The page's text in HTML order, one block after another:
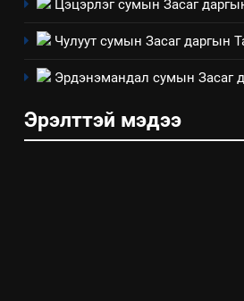
7
Үйл
ИЛ ТОД БАЙДАЛ
8
Цэцэрлэг сумын Засаг
Чулуут сумын Засаг даргын
Эрдэнэмандал сумын Засаг
Эрэлттэй мэдээ